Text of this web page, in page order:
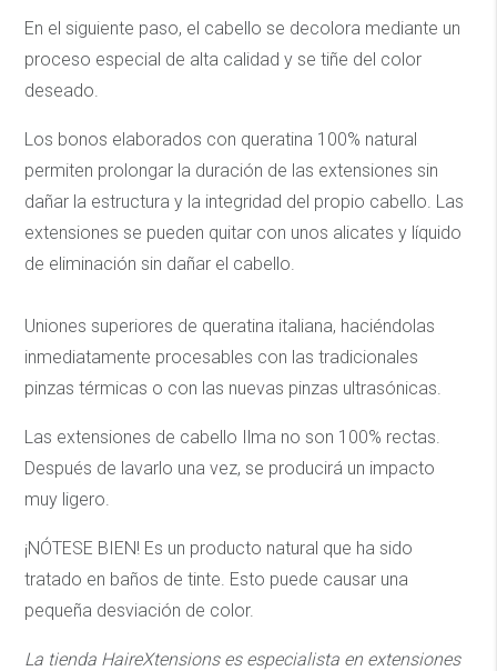
En el siguiente paso, el cabello se decolora mediante un
proceso especial de alta calidad y se tiñe del color
deseado.
Los bonos elaborados con queratina 100% natural
permiten prolongar la duración de las extensiones sin
dañar la estructura y la integridad del propio cabello. Las
extensiones se pueden quitar con unos alicates y líquido
de eliminación sin dañar el cabello.
Uniones superiores de queratina italiana, haciéndolas
inmediatamente procesables con las tradicionales
pinzas térmicas o con las nuevas pinzas ultrasónicas.
Las extensiones de cabello Ilma no son 100% rectas.
Después de lavarlo una vez, se producirá un impacto
muy ligero.
¡NÓTESE BIEN! Es un producto natural que ha sido
tratado en baños de tinte. Esto puede causar una
pequeña desviación de color.
La tienda HaireXtensions es especialista en extensiones